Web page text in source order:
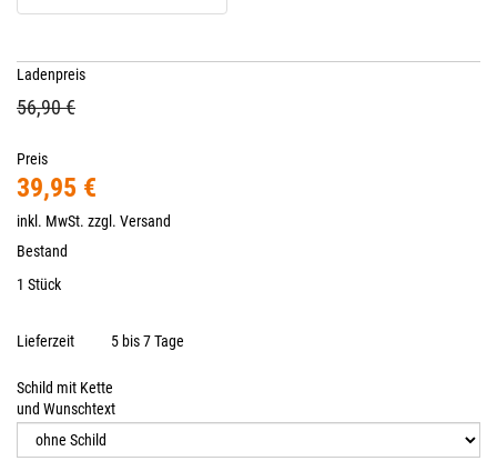
Ladenpreis
56,90 €
Preis
39,95 €
inkl. MwSt. zzgl. Versand
Bestand
1 Stück
Lieferzeit 5 bis 7 Tage
Schild mit Kette
und Wunschtext